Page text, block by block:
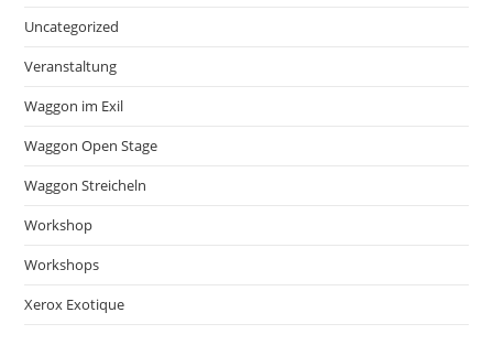
Uncategorized
Veranstaltung
Waggon im Exil
Waggon Open Stage
Waggon Streicheln
Workshop
Workshops
Xerox Exotique